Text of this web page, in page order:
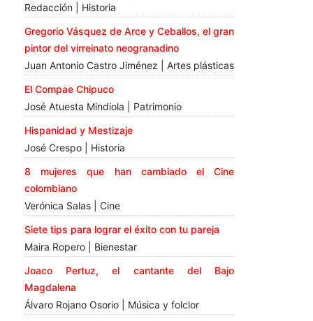
Redacción | Historia
Gregorio Vásquez de Arce y Ceballos, el gran
pintor del virreinato neogranadino
Juan Antonio Castro Jiménez | Artes plásticas
El Compae Chipuco
José Atuesta Mindiola | Patrimonio
Hispanidad y Mestizaje
José Crespo | Historia
8 mujeres que han cambiado el Cine
colombiano
Verónica Salas | Cine
Siete tips para lograr el éxito con tu pareja
Maira Ropero | Bienestar
Joaco Pertuz, el cantante del Bajo
Magdalena
Álvaro Rojano Osorio | Música y folclor